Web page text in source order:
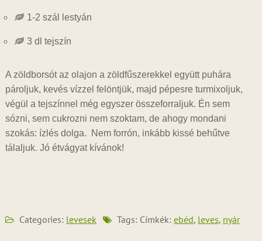
1-2 szál lestyán
3 dl tejszín
A zöldborsót az olajon a zöldfűszerekkel együtt puhára
pároljuk, kevés vízzel felöntjük, majd pépesre turmixoljuk,
végül a tejszínnel még egyszer összeforraljuk. Én sem
sózni, sem cukrozni nem szoktam, de ahogy mondani
szokás: ízlés dolga. Nem forrón, inkább kissé behűtve
tálaljuk. Jó étvágyat kívánok!
Categories: levesek Tags: Címkék: ebéd, leves, nyár